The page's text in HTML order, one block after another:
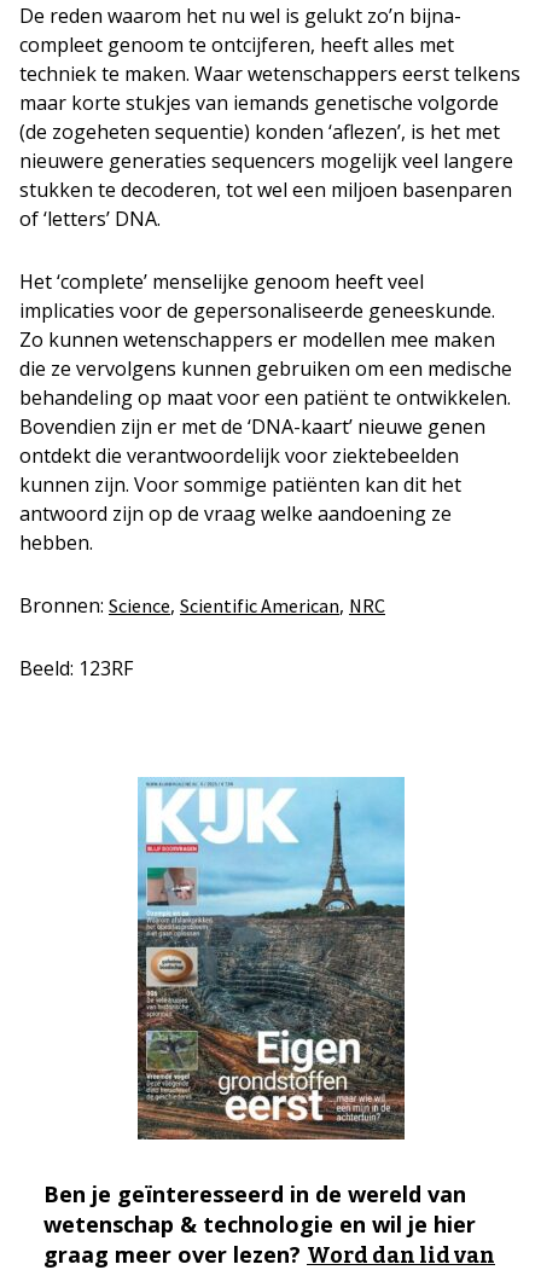
De reden waarom het nu wel is gelukt zo’n bijna-
compleet genoom te ontcijferen, heeft alles met
techniek te maken. Waar wetenschappers eerst telkens
maar korte stukjes van iemands genetische volgorde
(de zogeheten sequentie) konden ‘aflezen’, is het met
nieuwere generaties sequencers mogelijk veel langere
stukken te decoderen, tot wel een miljoen basenparen
of ‘letters’ DNA.
Het ‘complete’ menselijke genoom heeft veel
implicaties voor de gepersonaliseerde geneeskunde.
Zo kunnen wetenschappers er modellen mee maken
die ze vervolgens kunnen gebruiken om een medische
behandeling op maat voor een patiënt te ontwikkelen.
Bovendien zijn er met de ‘DNA-kaart’ nieuwe genen
ontdekt die verantwoordelijk voor ziektebeelden
kunnen zijn. Voor sommige patiënten kan dit het
antwoord zijn op de vraag welke aandoening ze
hebben.
Bronnen: Science, Scientific American, NRC
Beeld: 123RF
Ben je geïnteresseerd in de wereld van
wetenschap & technologie en wil je hier
graag meer over lezen? Word dan lid van